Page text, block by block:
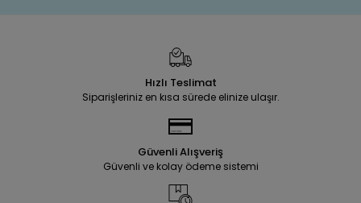
Hızlı Teslimat
Siparişleriniz en kısa sürede elinize ulaşır.
Güvenli Alışveriş
Güvenli ve kolay ödeme sistemi